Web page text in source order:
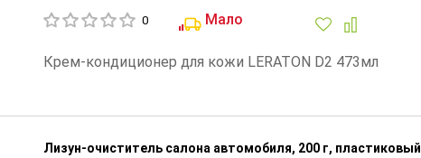
0 Мало
Крем-кондиционер для кожи LERATON D2 473мл
Лизун-очиститель салона автомобиля, 200 г, пластиковый